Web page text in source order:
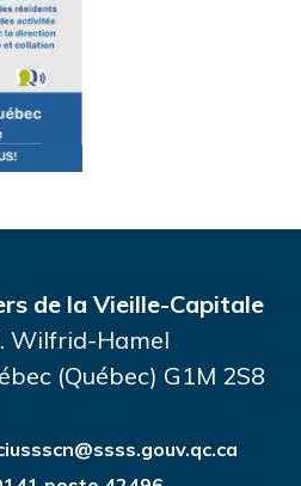
de la Vieille-Capitale
Wilfrid-Hamel
(Québec) G1M 2S8